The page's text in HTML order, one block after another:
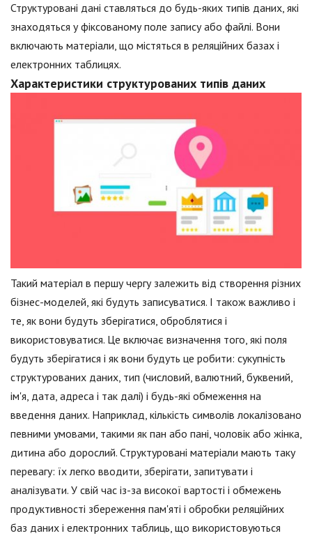
Структуровані дані ставляться до будь-яких типів даних, які
знаходяться у фіксованому поле запису або файлі. Вони
включають матеріали, що містяться в реляційних базах і
електронних таблицях.
Характеристики структурованих типів даних
Такий матеріал в першу чергу залежить від створення різних
бізнес-моделей, які будуть записуватися. І також важливо і
те, як вони будуть зберігатися, оброблятися і
використовуватися. Це включає визначення того, які поля
будуть зберігатися і як вони будуть це робити: сукупність
структурованих даних, тип (числовий, валютний, буквений,
ім'я, дата, адреса і так далі) і будь-які обмеження на
введення даних. Наприклад, кількість символів локалізовано
певними умовами, такими як пан або пані, чоловік або жінка,
дитина або дорослий. Структуровані матеріали мають таку
перевагу: їх легко вводити, зберігати, запитувати і
аналізувати. У свій час із-за високої вартості і обмежень
продуктивності збереження пам'яті і обробки реляційних
баз даних і електронних таблиць, що використовуються